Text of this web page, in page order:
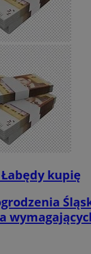
kupię